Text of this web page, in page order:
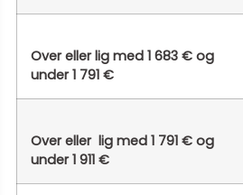
Over eller lig med 1 683 € og
under 1 791 €
Over eller lig med 1 791 € og
under 1 911 €